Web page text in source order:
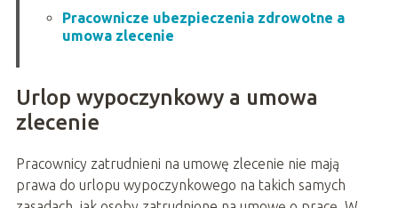
Pracownicze ubezpieczenia zdrowotne a
umowa zlecenie
Urlop wypoczynkowy a umowa
zlecenie
Pracownicy zatrudnieni na umowę zlecenie nie mają
prawa do urlopu wypoczynkowego na takich samych